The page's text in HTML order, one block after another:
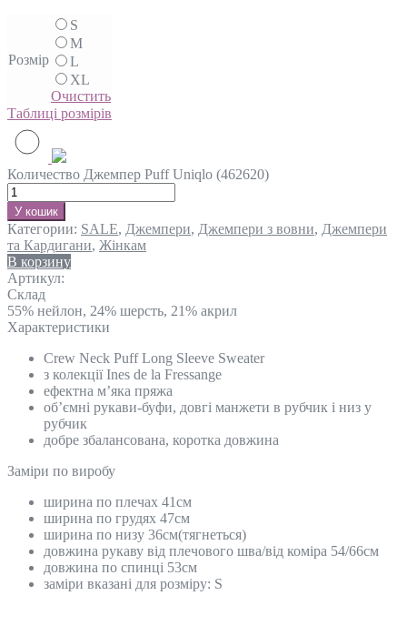
Розмір
S
M
L
XL
Очистить
Таблиці розмірів
Количество Джемпер Puff Uniqlo (462620)
У кошик
Категории: SALE, Джемпери, Джемпери з вовни, Джемпери
та Кардигани, Жінкам
В корзину
Артикул:
Склад
55% нейлон, 24% шерсть, 21% акрил
Характеристики
Crew Neck Puff Long Sleeve Sweater
з колекції Ines de la Fressange
ефектна м’яка пряжа
об’ємні рукави-буфи, довгі манжети в рубчик і низ у
рубчик
добре збалансована, коротка довжина
Замiри по виробу
ширина по плечах 41см
ширина по грудях 47см
ширина по низу 36см(тягнеться)
довжина рукаву від плечового шва/від коміра 54/66см
довжина по спинці 53см
заміри вказані для розміру: S